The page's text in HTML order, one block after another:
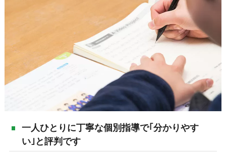
一人ひとりに丁寧な個別指導で｢分かりやす
い｣と評判です